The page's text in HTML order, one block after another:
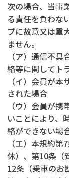
次の場合、当事
る責任を負わな
プに故意又は重
ません。
（ア）通信不
絡等に関してト
（イ）会員が
された場合
（ウ）会員が
いことにより、
絡ができない場
（エ）本規約
休）、第10条（
12条（乗車のお